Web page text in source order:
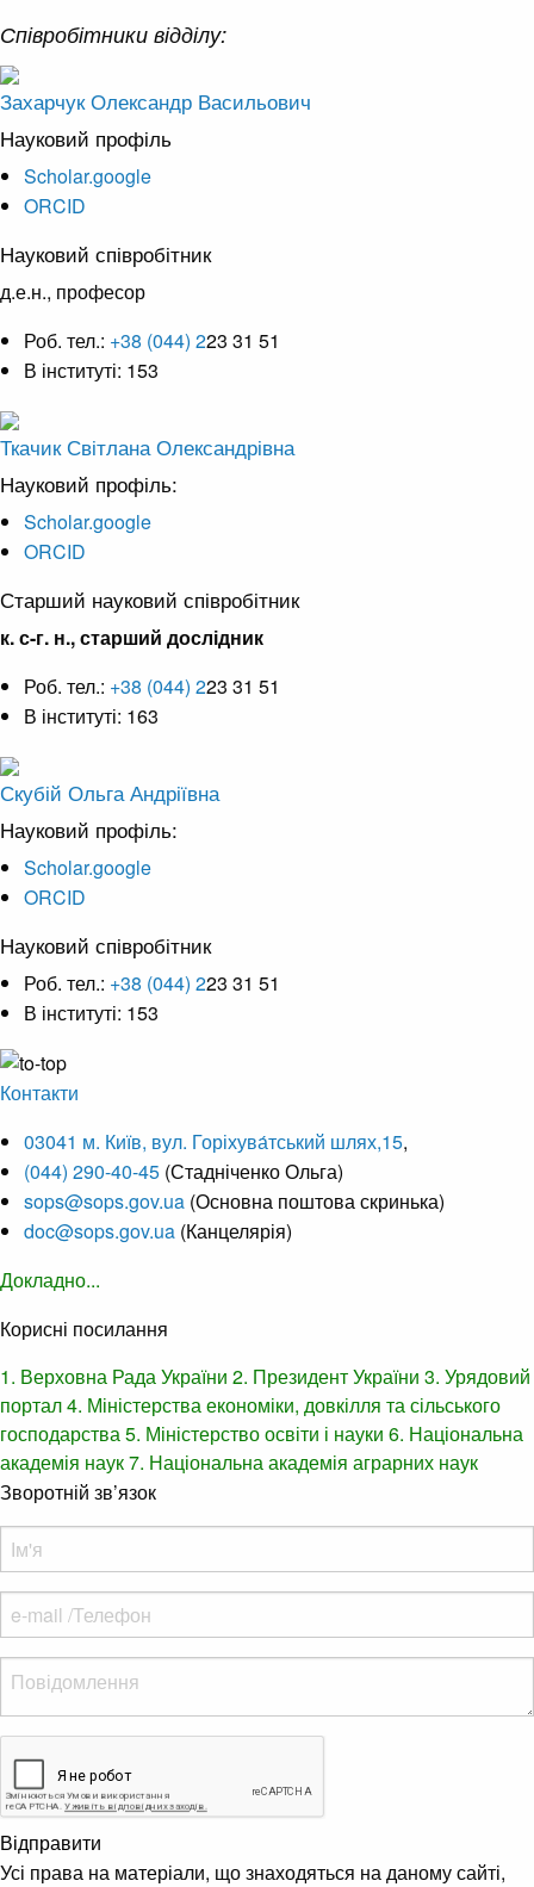
Співробітники відділу:
Захарчук Олександр Васильович
Науковий профіль
Scholar.google
ORCID
Науковий співробітник
д.е.н., професор
Роб. тел.: +38 (044) 223 31 51
В інституті: 153
Ткачик Світлана Олександрівна
Науковий профіль:
Scholar.google
ORCID
Старший науковий співробітник
к. с-г. н., старший дослідник
Роб. тел.: +38 (044) 223 31 51
В інституті: 163
Скубій Ольга Андріївна
Науковий профіль:
Scholar.google
ORCID
Науковий співробітник
Роб. тел.: +38 (044) 223 31 51
В інституті: 153
Контакти
03041 м. Київ, вул. Горіхува́тський шлях,15,
(044) 290-40-45 (Стадніченко Ольга)
sops@sops.gov.ua (Основна поштова скринька)
doc@sops.gov.ua (Канцелярія)
Докладно...
Корисні посилання
1. Верховна Рада України 2. Президент України 3. Урядовий
портал4. Міністерства економіки, довкілля та сільського
господарства5. Міністерство освіти і науки 6. Національна
академія наук7. Національна академія аграрних наук
Зворотній зв’язок
Відправити
Усі права на матеріали, що знаходяться на даному сайті,